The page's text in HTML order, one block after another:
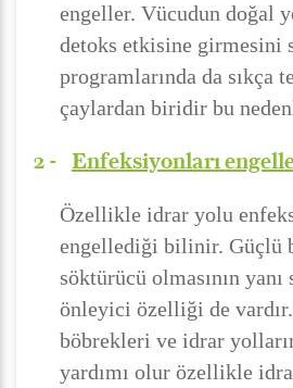
engeller. Vücudun doğal
detoks etkisine girmesini
programlarında da sıkça
çaylardan biridir bu
2 - Enfeksiyonları
Özellikle idrar yolu
engellediği bilinir. Güçlü
söktürücü olmasının
önleyici özelliği de
böbrekleri ve idrar
yardımı olur özellikle